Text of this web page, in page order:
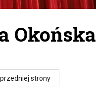
Okońska
strony